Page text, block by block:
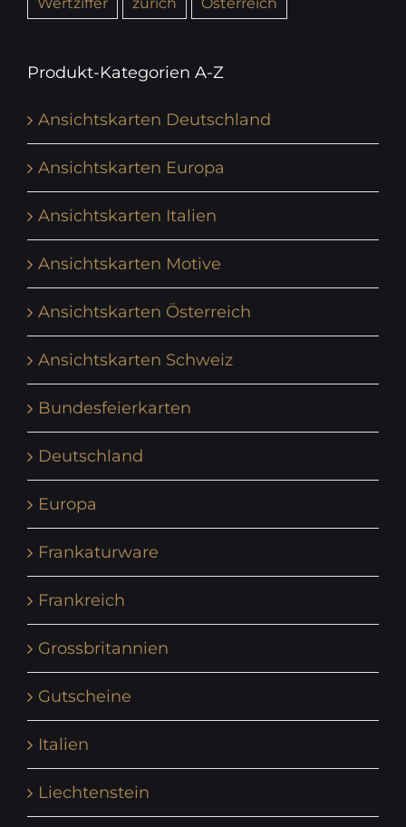
Produkt-Kategorien A-Z
Ansichtskarten Deutschland
Ansichtskarten Europa
Ansichtskarten Italien
Ansichtskarten Motive
Ansichtskarten Österreich
Ansichtskarten Schweiz
Bundesfeierkarten
Deutschland
Europa
Frankaturware
Frankreich
Grossbritannien
Gutscheine
Italien
Liechtenstein